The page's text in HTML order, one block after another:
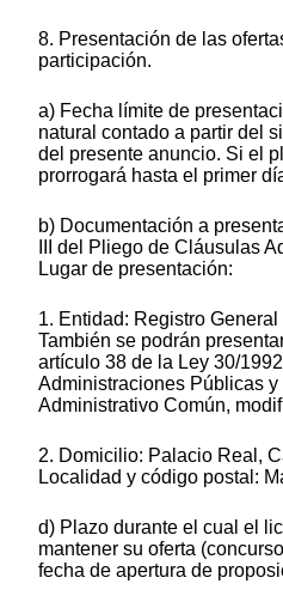
8. Presentación de las
participación.
a) Fecha límite de
natural contado a partir del
del presente anuncio. Si el
prorrogará hasta el primer
b) Documentación a
III del Pliego de Cláusulas
Lugar de presentación:
1. Entidad: Registro
También se podrán
artículo 38 de la Ley 30/
Administraciones Públicas
Administrativo Común,
2. Domicilio: Palacio Real,
Localidad y código postal:
d) Plazo durante el cual el
mantener su oferta
fecha de apertura de